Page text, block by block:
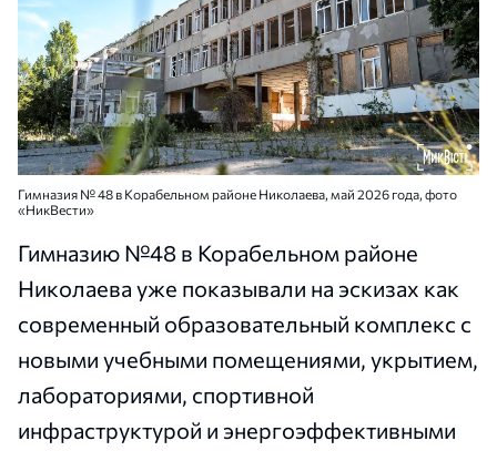
Гимназия № 48 в Корабельном районе Николаева, май 2026 года, фото
«НикВести»
Гимназию №48 в Корабельном районе
Николаева уже показывали на эскизах как
современный образовательный комплекс с
новыми учебными помещениями, укрытием,
лабораториями, спортивной
инфраструктурой и энергоэффективными